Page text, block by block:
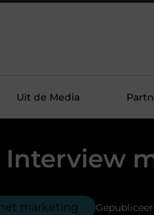
Uit de Media
Interview
marketing